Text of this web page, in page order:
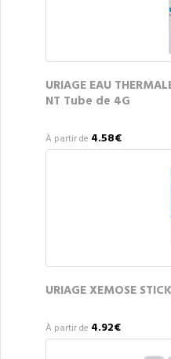
URIAGE EAU
NT Tube de 4G
À partir de 4.58€
URIAGE XEMOSE
À partir de 4.92€